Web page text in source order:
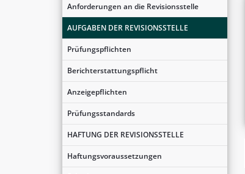
Anforderungen an die Revisionsstelle
AUFGABEN DER REVISIONSSTELLE
Prüfungspflichten
Berichterstattungspflicht
Anzeigepflichten
Prüfungsstandards
HAFTUNG DER REVISIONSSTELLE
Haftungsvoraussetzungen